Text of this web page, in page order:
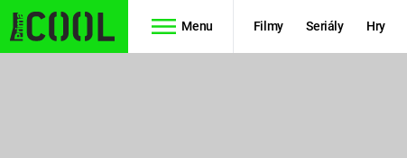
Menu Filmy Seriály Hry